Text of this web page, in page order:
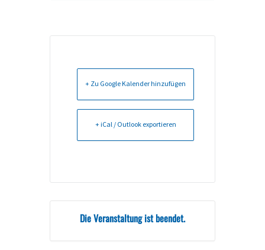
+ Zu Google Kalender hinzufügen
+ iCal / Outlook exportieren
Die Veranstaltung ist beendet.